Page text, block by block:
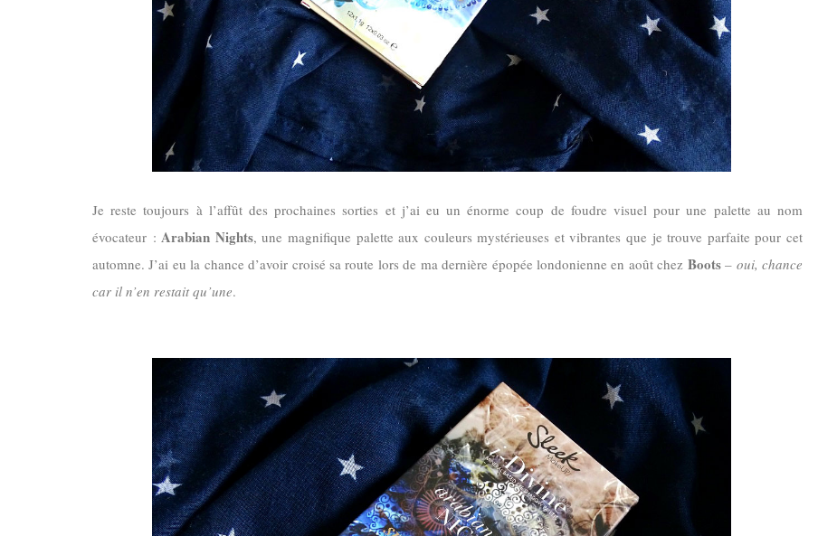
Je reste toujours à l’affût des prochaines sorties et j’ai eu un énorme coup de foudre visuel pour une palette au nom
évocateur : Arabian Nights, une magnifique palette aux couleurs mystérieuses et vibrantes que je trouve parfaite pour cet
automne. J’ai eu la chance d’avoir croisé sa route lors de ma dernière épopée londonienne en août chez Boots– oui, chance
car il n’en restait qu’une.